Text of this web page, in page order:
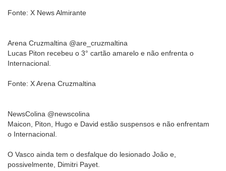
Fonte: X News Almirante
Arena Cruzmaltina @are_cruzmaltina
Lucas Piton recebeu o 3° cartão amarelo e não enfrenta o
Internacional.
Fonte: X Arena Cruzmaltina
NewsColina @newscolina
Maicon, Piton, Hugo e David estão suspensos e não enfrentam
o Internacional.
O Vasco ainda tem o desfalque do lesionado João e,
possivelmente, Dimitri Payet.